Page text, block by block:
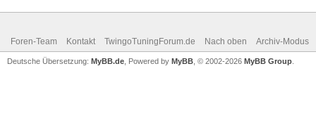
Foren-Team Kontakt TwingoTuningForum.de Nach oben Archiv-Modus
Deutsche Übersetzung: MyBB.de , Powered by MyBB , © 2002-2026 MyBB Group